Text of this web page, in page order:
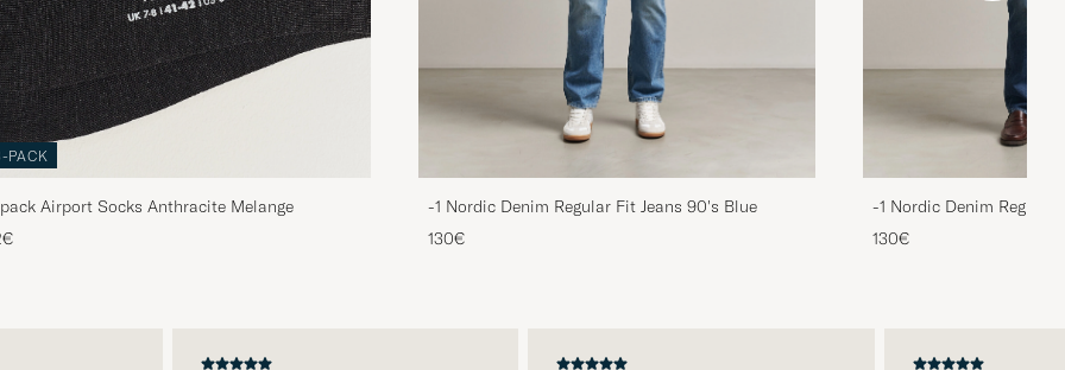
PACK
Airport Socks Anthracite Melange
-1 Nordic Denim Regular Fit Jeans 90's Blue
130€
-1 Nordic Denim Regular
130€